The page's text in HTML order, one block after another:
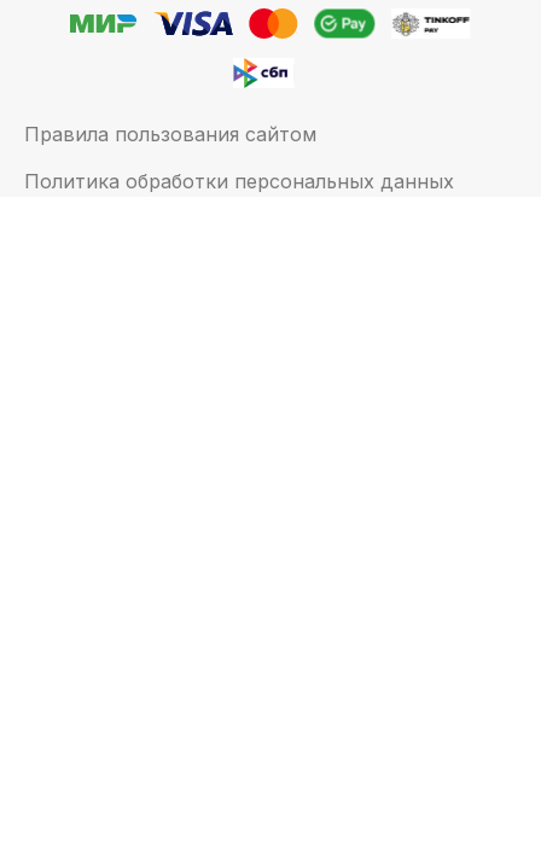
Правила пользования сайтом
Политика обработки персональных данных